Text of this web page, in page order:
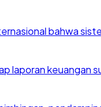
bahwa
laporan keuangan